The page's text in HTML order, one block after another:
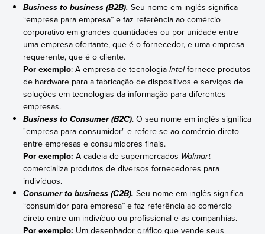
Business to business (B2B). Seu nome em inglês significa
“empresa para empresa” e faz referência ao comércio
corporativo em grandes quantidades ou por unidade entre
uma empresa ofertante, que é o fornecedor, e uma empresa
requerente, que é o cliente.
Por exemplo: A empresa de tecnologia Intelfornece produtos
de hardware para a fabricação de dispositivos e serviços de
soluções em tecnologias da informação para diferentes
empresas.
Business to Consumer (B2C). O seu nome em inglês significa
"empresa para consumidor" e refere-se ao comércio direto
entre empresas e consumidores finais.
Por exemplo: A cadeia de supermercados Walmart
comercializa produtos de diversos fornecedores para
indivíduos.
Consumer to business (C2B). Seu nome em inglês significa
“consumidor para empresa” e faz referência ao comércio
direto entre um indivíduo ou profissional e as companhias.
Por exemplo: Um desenhador gráfico que vende seus